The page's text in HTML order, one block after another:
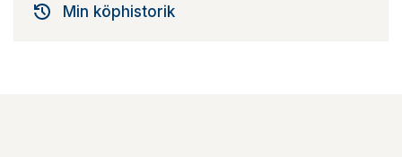
Min köphistorik